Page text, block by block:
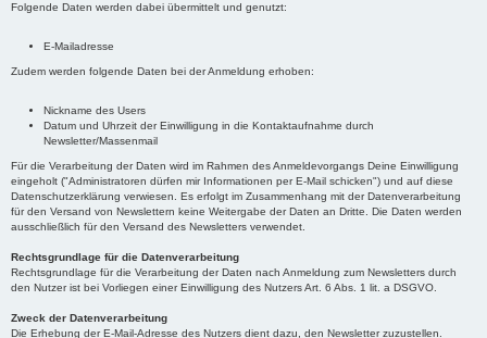
Folgende Daten werden dabei übermittelt und genutzt:
E-Mailadresse
Zudem werden folgende Daten bei der Anmeldung erhoben:
Nickname des Users
Datum und Uhrzeit der Einwilligung in die Kontaktaufnahme durch
Newsletter/Massenmail
Für die Verarbeitung der Daten wird im Rahmen des Anmeldevorgangs Deine Einwilligung
eingeholt ("Administratoren dürfen mir Informationen per E-Mail schicken") und auf diese
Datenschutzerklärung verwiesen. Es erfolgt im Zusammenhang mit der Datenverarbeitung
für den Versand von Newslettern keine Weitergabe der Daten an Dritte. Die Daten werden
ausschließlich für den Versand des Newsletters verwendet.
Rechtsgrundlage für die Datenverarbeitung
Rechtsgrundlage für die Verarbeitung der Daten nach Anmeldung zum Newsletters durch
den Nutzer ist bei Vorliegen einer Einwilligung des Nutzers Art. 6 Abs. 1 lit. a DSGVO.
Zweck der Datenverarbeitung
Die Erhebung der E-Mail-Adresse des Nutzers dient dazu, den Newsletter zuzustellen.